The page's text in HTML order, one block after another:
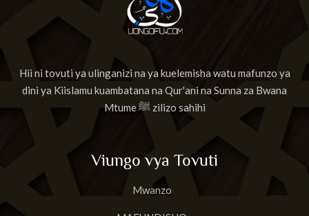
Hii ni tovuti ya ulinganizi na ya kuelemisha watu mafunzo ya
dini ya Kiislamu kuambatana na Qur'ani na Sunna za Bwana
Mtume ﷺ zilizo sahihi
Viungo vya Tovuti
Mwanzo